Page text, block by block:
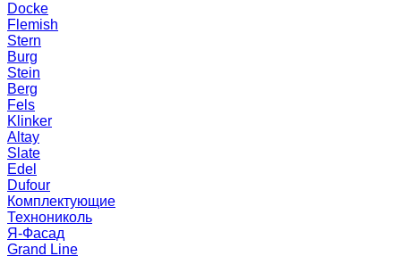
Docke
Flemish
Stern
Burg
Stein
Berg
Fels
Klinker
Altay
Slate
Edel
Dufour
Комплектующие
Технониколь
Я-Фасад
Grand Line